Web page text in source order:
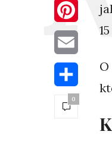
Share
0